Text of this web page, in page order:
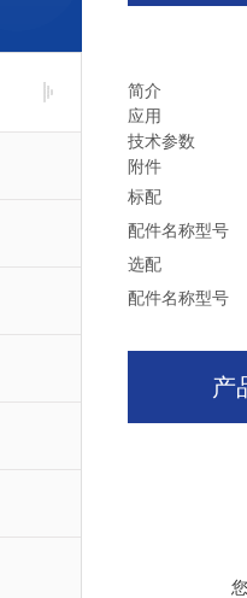
简介
应用
技术参数
附件
标配
配件名称型号
选配
配件名称型号
产